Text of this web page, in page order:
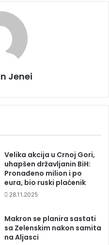
Jenei
Velika akcija u Crnoj Gori,
uhapšen državljanin BiH:
Pronađeno milion i po
eura, bio ruski plaćenik
28.11.2025
Makron se planira sastati
sa Zelenskim nakon samita
na Aljasci